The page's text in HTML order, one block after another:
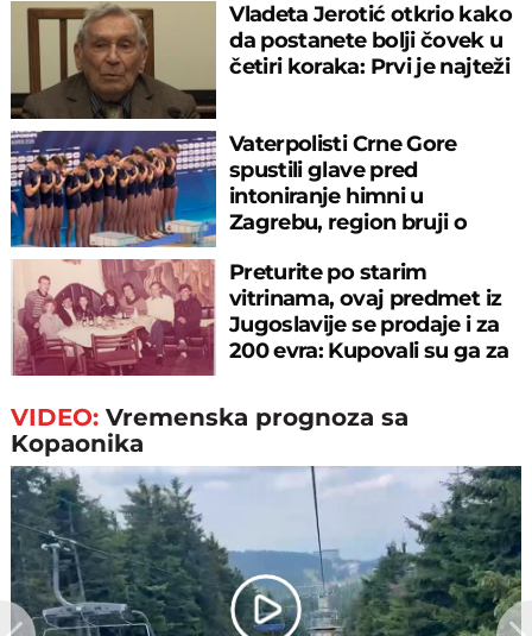
Vladeta Jerotić otkrio kako
da postanete bolji čovek u
četiri koraka: Prvi je najteži
Vaterpolisti Crne Gore
spustili glave pred
intoniranje himni u
Zagrebu, region bruji o
Preturite po starim
vitrinama, ovaj predmet iz
Jugoslavije se prodaje i za
200 evra: Kupovali su ga za
VIDEO:Vremenska prognoza sa
Kopaonika